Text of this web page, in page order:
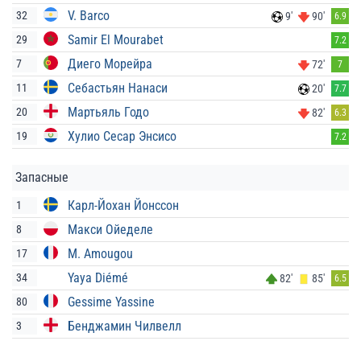
32 V. Barco 9' 90' 6.9
29 Samir El Mourabet 7.2
7 Диего Морейра 72' 7
11 Себастьян Нанаси 20' 7.7
20 Мартьяль Годо 82' 6.3
19 Хулио Сесар Энсисо 7.2
Запасные
1 Карл-Йохан Йонссон
8 Макси Ойеделе
17 M. Amougou
34 Yaya Diémé 82' 85' 6.5
80 Gessime Yassine
3 Бенджамин Чилвелл